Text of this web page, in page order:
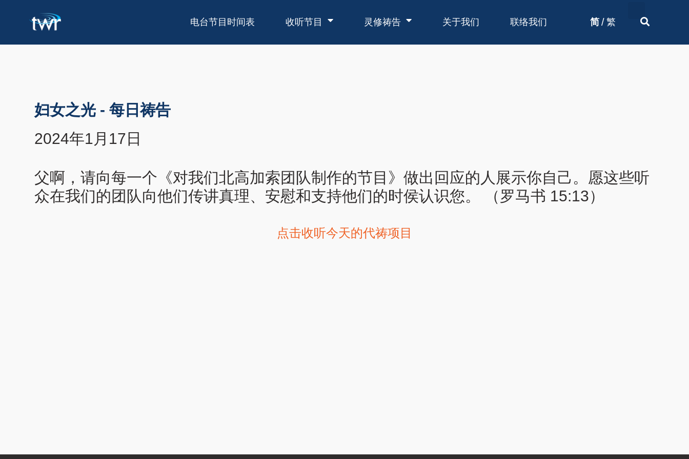
电台节目时间表 收听节目 灵修祷告 关于我们 联络我们 简 / 繁
妇女之光 - 每日祷告
2024年1月17日
父啊，请向每一个《对我们北高加索团队制作的节目》做出回应的人展示你自己。愿这些听
众在我们的团队向他们传讲真理、安慰和支持他们的时侯认识您。 （罗马书 15:13）
点击收听今天的代祷项目